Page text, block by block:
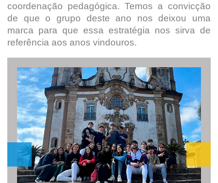
coordenação pedagógica. Temos a convicção
de que o grupo deste ano nos deixou uma
marca para que essa estratégia nos sirva de
referência aos anos vindouros.